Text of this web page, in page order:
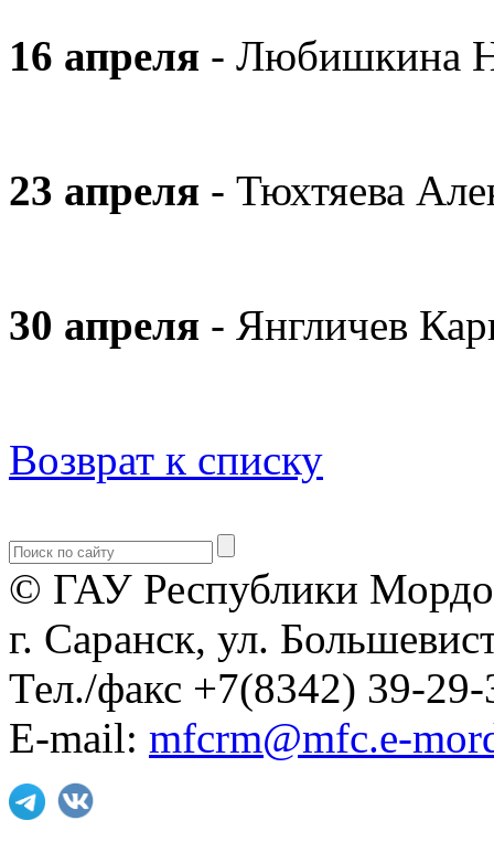
16 апреля - Любишкина
23 апреля - Тюхтяева
30 апреля - Янгличев
Возврат к списку
© ГАУ Республики
г. Саранск, ул.
Тел./факс +7(8342) 39-29-
E-mail: mfcrm@mfc.e-